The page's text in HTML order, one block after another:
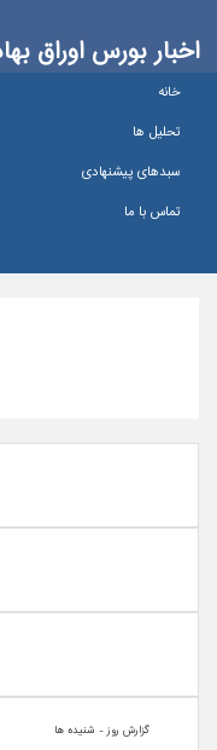
اخبار بورس اوراق
خانه
تحلیل ها
سبدهای پیشنهادی
تماس با ما
گزارش روز - شنيده ها